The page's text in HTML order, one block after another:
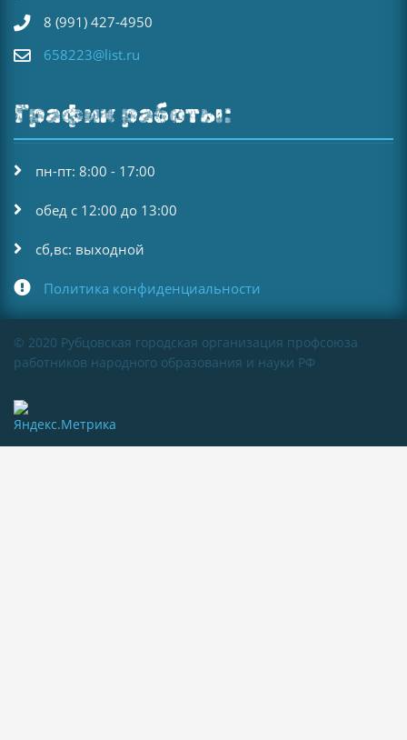
8 (991) 427-4950
658223@list.ru
График работы:
пн-пт: 8:00 - 17:00
обед с 12:00 до 13:00
сб,вс: выходной
Политика конфиденциальности
© 2020 Рубцовская городская организация профсоюза
работников народного образования и науки РФ